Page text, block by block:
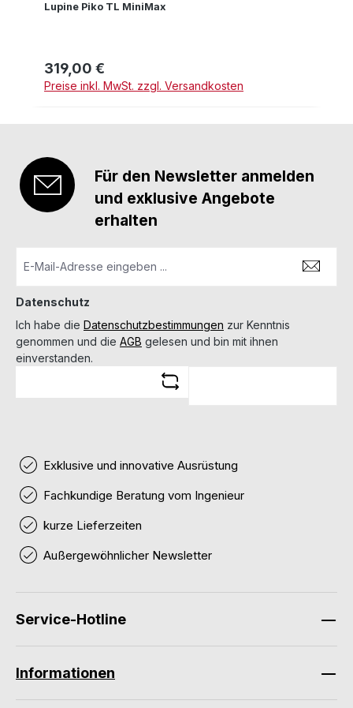
Lupine Piko TL MiniMax
Regulärer Preis:
319,00 €
Preise inkl. MwSt. zzgl. Versandkosten
Für den Newsletter anmelden
und exklusive Angebote
erhalten
Datenschutz
Ich habe die Datenschutzbestimmungen zur Kenntnis
genommen und die AGB gelesen und bin mit ihnen
einverstanden.
Exklusive und innovative Ausrüstung
Fachkundige Beratung vom Ingenieur
kurze Lieferzeiten
Außergewöhnlicher Newsletter
Service-Hotline
Informationen